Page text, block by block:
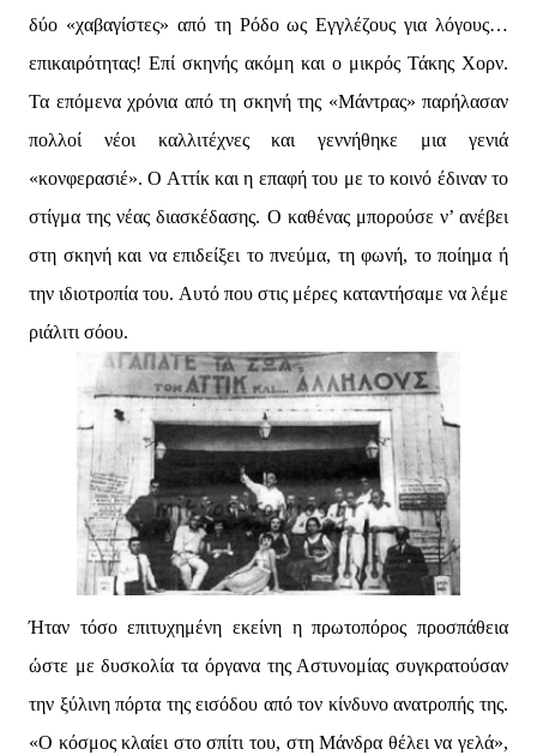
δύο «χαβαγίστες» από τη Ρόδο ως Εγγλέζους για λόγους…
επικαιρότητας! Επί σκηνής ακόμη και ο μικρός Τάκης Χορν.
Τα επόμενα χρόνια από τη σκηνή της «Μάντρας» παρήλασαν
πολλοί νέοι καλλιτέχνες και γεννήθηκε μια γενιά
«κονφερασιέ». Ο Αττίκ και η επαφή του με το κοινό έδιναν το
στίγμα της νέας διασκέδασης. Ο καθένας μπορούσε ν’ ανέβει
στη σκηνή και να επιδείξει το πνεύμα, τη φωνή, το ποίημα ή
την ιδιοτροπία του. Αυτό που στις μέρες καταντήσαμε να λέμε
ριάλιτι σόου.
Ήταν τόσο επιτυχημένη εκείνη η πρωτοπόρος προσπάθεια
ώστε με δυσκολία τα όργανα της Αστυνομίας συγκρατούσαν
την ξύλινη πόρτα της εισόδου από τον κίνδυνο ανατροπής της.
«Ο κόσμος κλαίει στο σπίτι του, στη Μάνδρα θέλει να γελά»,